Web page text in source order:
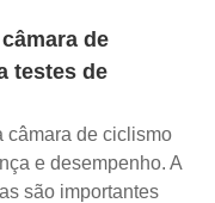
de
testes de
câmara de ciclismo
e desempenho. A
são importantes